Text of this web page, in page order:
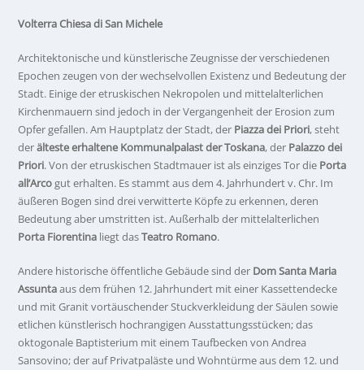
Volterra Chiesa di San Michele
Architektonische und künstlerische Zeugnisse der verschiedenen
Epochen zeugen von der wechselvollen Existenz und Bedeutung der
Stadt. Einige der etruskischen Nekropolen und mittelalterlichen
Kirchenmauern sind jedoch in der Vergangenheit der Erosion zum
Opfer gefallen. Am Hauptplatz der Stadt, der Piazza dei Priori, steht
derälteste erhaltene Kommunalpalast der Toskana, der Palazzo dei
Priori. Von der etruskischen Stadtmauer ist als einziges Tor die Porta
all’Arcogut erhalten. Es stammt aus dem 4. Jahrhundert v. Chr. Im
äußeren Bogen sind drei verwitterte Köpfe zu erkennen, deren
Bedeutung aber umstritten ist. Außerhalb der mittelalterlichen
Porta Fiorentina liegt dasTeatro Romano.
Andere historische öffentliche Gebäude sind der Dom Santa Maria
Assuntaaus dem frühen 12. Jahrhundert mit einer Kassettendecke
und mit Granit vortäuschender Stuckverkleidung der Säulen sowie
etlichen künstlerisch hochrangigen Ausstattungsstücken; das
oktogonale Baptisterium mit einem Taufbecken von Andrea
Sansovino; der auf Privatpaläste und Wohntürme aus dem 12. und